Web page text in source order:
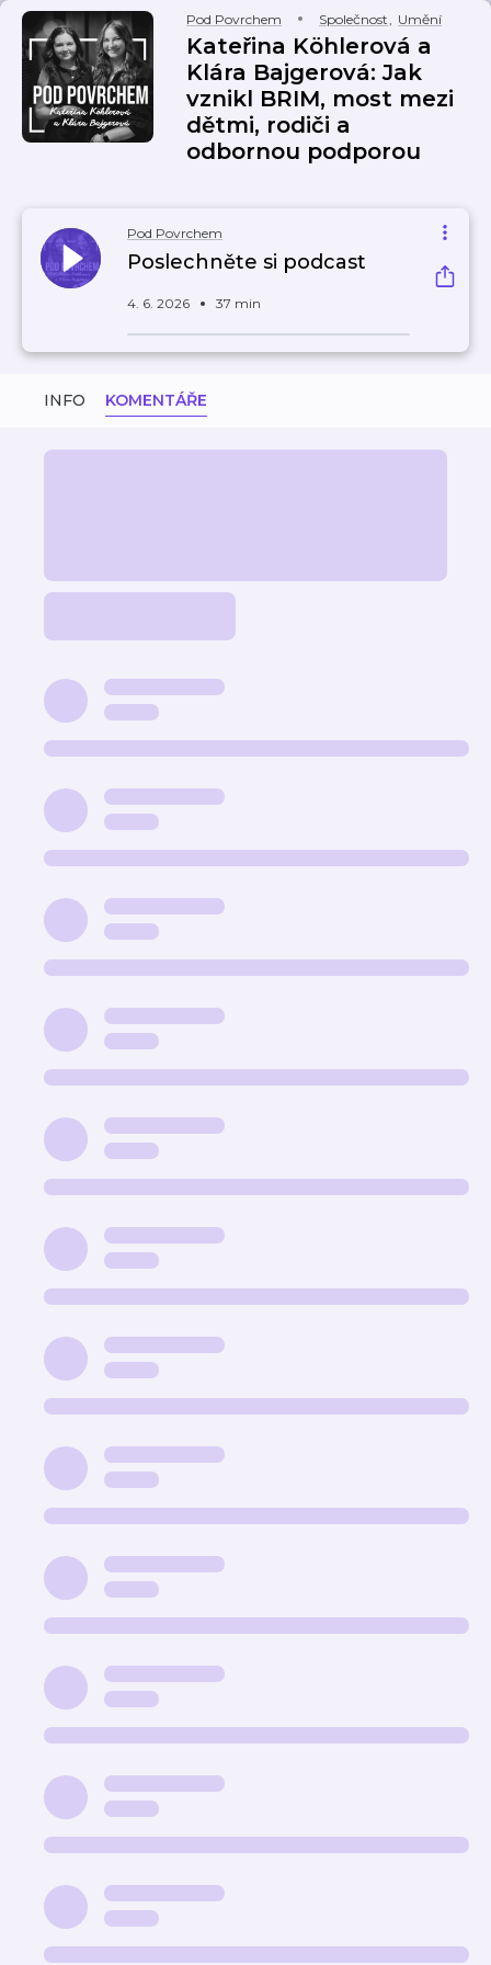
Pod Povrchem Společnost, Umění
Kateřina Köhlerová a
Klára Bajgerová: Jak
vznikl BRIM, most mezi
dětmi, rodiči a
odbornou podporou
Pod Povrchem
Poslechněte si podcast
4. 6. 2026 37 min
INFO KOMENTÁŘE